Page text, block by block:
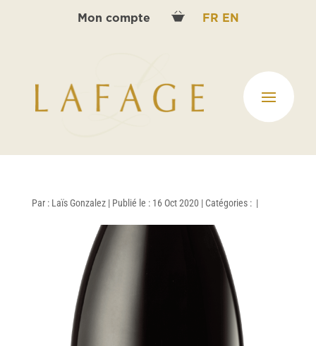
Mon compte FR EN
Par : Laïs Gonzalez | Publié le : 16 Oct 2020 | Catégories : |